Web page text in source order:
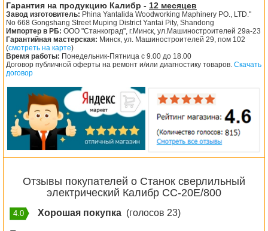
Гарантия на продукцию Калибр - 12 месяцев
Завод изготовитель: Phina Yantalida Woodworking Maphinery PO., LTD."
No 668 Gongshang Street Muping District Yantai Pity, Shandong
Импортер в РБ: ООО "Станкоград", г.Минск, ул.Машиностроителей 29а-23
Гарантийная мастерская: Минск, ул. Машиностроителей 29, пом 102
(смотреть на карте)
Время работы: Понедельник-Пятница с 9.00 до 18.00
Договор публичной оферты на ремонт и/или диагностику товаров. Скачать
договор
Отзывы покупателей о Станок сверлильный
электрический Калибр СС-20E/800
4.0 Хорошая покупка (голосов 23)